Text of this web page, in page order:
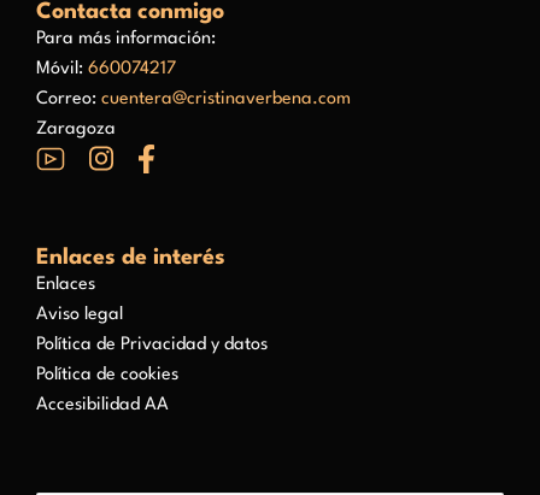
Contacta conmigo
Para más información:
Móvil: 660074217
Correo: cuentera@cristinaverbena.com
Zaragoza
Enlaces de interés
Enlaces
Aviso legal
Política de Privacidad y datos
Política de cookies
Accesibilidad AA